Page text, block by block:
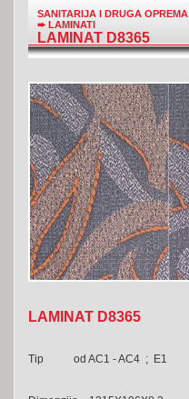
SANITARIJA I DRUGA OPREMA
➨LAMINATI
LAMINAT D8365
LAMINAT D8365
Tip od AC1 - AC4 ; E1